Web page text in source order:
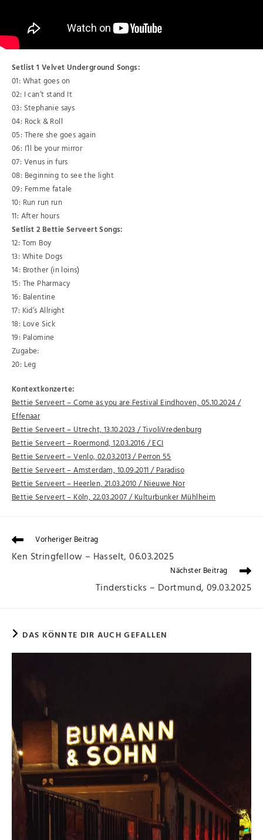
Setlist 1 Velvet Underground Songs:
01: What goes on
02: I can’t stand It
03: Stephanie says
04: Rock & Roll
05: There she goes again
06: I’ll be your mirror
07: Venus in furs
08: Beginning to see the light
09: Femme fatale
10: Run run run
11: After hours
Setlist 2 Bettie Serveert Songs:
12: Tom Boy
13: White Dogs
14: Brother (in loins)
15: The Pharmacy
16: Balentine
17: Kid’s Allright
18: Love Sick
19: Palomine
Zugabe:
20: Leg
Kontextkonzerte:
Bettie Serveert – Come as you are Festival Eindhoven, 05.10.2024 /
Effenaar
Bettie Serveert – Utrecht, 13.10.2023 / TivoliVredenburg
Bettie Serveert – Roermond, 12.03.2016 / ECI
Bettie Serveert – Venlo, 02.03.2013 / Perron 55
Bettie Serveert – Amsterdam, 10.09.2011 / Paradiso
Bettie Serveert – Heerlen, 21.03.2010 / Nieuwe Nor
Bettie Serveert – Köln, 22.03.2007 / Kulturbunker Mühlheim
Vorheriger Beitrag
Ken Stringfellow – Hasselt, 06.03.2025
Nächster Beitrag
Tindersticks – Dortmund, 09.03.2025
DAS KÖNNTE DIR AUCH GEFALLEN